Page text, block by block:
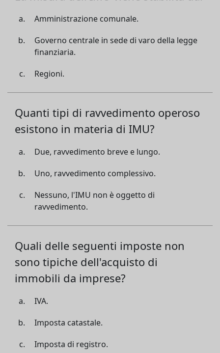
Amministrazione comunale.
Governo centrale in sede di varo della legge
finanziaria.
Regioni.
Quanti tipi di ravvedimento operoso
esistono in materia di IMU?
Due, ravvedimento breve e lungo.
Uno, ravvedimento complessivo.
Nessuno, l'IMU non è oggetto di
ravvedimento.
Quali delle seguenti imposte non
sono tipiche dell'acquisto di
immobili da imprese?
IVA.
Imposta catastale.
Imposta di registro.